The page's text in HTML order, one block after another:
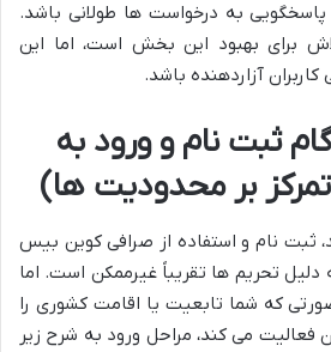
به درخواست ها طولانی باشد.
برای بهبود این بخش است، اما این
آزاردهنده باشد.
ثبت نام و ورود به
بر محدودیت ها)
ثبت نام و استفاده از صرافی کوین بیس
دلیل تحریم ها تقریباً غیرممکن است. اما
که شما تابعیت یا اقامت کشوری را
می کند، مراحل ورود به شرح زیر